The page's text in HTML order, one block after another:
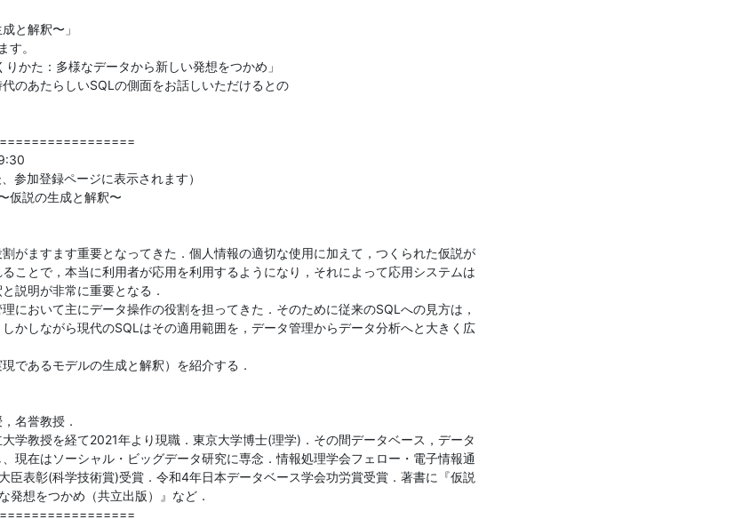
と解釈〜」
す。
かた：多様なデータから新しい発想をつかめ」
のあたらしいSQLの側面をお話しいただけるとの
参加登録ページに表示されます）
仮説の生成と解釈〜
がますます重要となってきた．個人情報の適切な使用に加えて，つくられた仮説が
ことで，本当に利用者が応用を利用するようになり，それによって応用システムは
説明が非常に重要となる．
において主にデータ操作の役割を担ってきた．そのために従来のSQLへの見方は，
かしながら現代のSQLはその適用範囲を，データ管理からデータ分析へと大きく広
であるモデルの生成と解釈）を紹介する．
名誉教授．
学教授を経て2021年より現職．東京大学博士(理学)．その間データベース，データ
現在はソーシャル・ビッグデータ研究に専念．情報処理学会フェロー・電子情報通
臣表彰(科学技術賞)受賞．令和4年日本データベース学会功労賞受賞．著書に『仮説
発想をつかめ（共立出版）』など．